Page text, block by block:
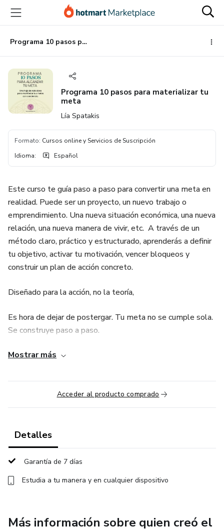
principal
página
de
página
Programa 10 pasos para materializar tu meta
Programa 10 pasos para materializar tu
meta
Lía Spatakis
Formato: Cursos online y Servicios de Suscripción
Idioma: Español
Este curso te guía paso a paso para convertir una meta en
realidad. Puede ser un proyecto, un nuevo trabajo o
emprendimiento. Una nueva situación económica, una nueva
relación, una nueva manera de vivir, etc. A través de un
método claro, práctico y estructurado, aprenderás a definir
tu objetivo, activar tu motivación, vencer bloqueos y
construir un plan de acción concreto.
Diseñado para la acción, no la teoría,
Es hora de dejar de postergar. Tu meta no se cumple sola.
Se construye paso a paso.
Este curso te muestra cómo.Ya no lo intentes, solo hazlo!,
manifestarlo!
Mostrar más
Acceder al producto comprado
Detalles
Garantía de 7 días
Estudia a tu manera y en cualquier dispositivo
Más información sobre quien creó el